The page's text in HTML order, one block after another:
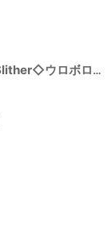
[191461] あんさんぶるスターズ！！あんスタ Eden Slither◇ウロボロスと地底の住処 コスプレ衣装